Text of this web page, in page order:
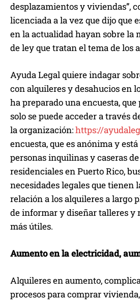
desplazamientos y viviendas”,
licenciada a la vez que dijo que
en la actualidad hayan sobre la
de ley que tratan el tema de los
Ayuda Legal quiere indagar
con alquileres y desahucios en
ha preparado una encuesta,
solo se puede acceder a través
la organización:https://
encuesta, que es anónima y
personas inquilinas y caseras
residenciales en Puerto Rico,
necesidades legales que tienen
relación a los alquileres a largo
de informar y diseñar talleres y
más útiles.
Aumento en la electricidad,
Alquileres en aumento,
procesos para comprar